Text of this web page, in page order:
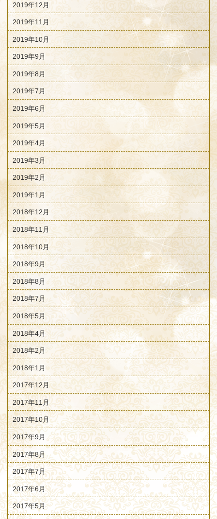
2019年12月
2019年11月
2019年10月
2019年9月
2019年8月
2019年7月
2019年6月
2019年5月
2019年4月
2019年3月
2019年2月
2019年1月
2018年12月
2018年11月
2018年10月
2018年9月
2018年8月
2018年7月
2018年5月
2018年4月
2018年2月
2018年1月
2017年12月
2017年11月
2017年10月
2017年9月
2017年8月
2017年7月
2017年6月
2017年5月